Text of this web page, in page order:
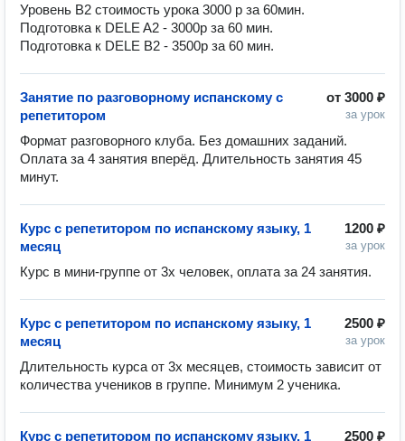
Уровень В2 стоимость урока 3000 р за 60мин.
Подготовка к DELE A2 - 3000р за 60 мин.
от 3000 ₽
за урок
Занятие по разговорному испанскому с
репетитором
Формат разговорного клуба. Без домашних заданий.
Оплата за 4 занятия вперёд. Длительность занятия 45
минут.
1200 ₽
за урок
Курс с репетитором по испанскому языку, 1
месяц
Курс в мини-группе от 3х человек, оплата за 24 занятия.
2500 ₽
за урок
Курс с репетитором по испанскому языку, 1
месяц
Длительность курса от 3х месяцев, стоимость зависит от
количества учеников в группе. Минимум 2 ученика.
2500 ₽
Курс с репетитором по испанскому языку, 1